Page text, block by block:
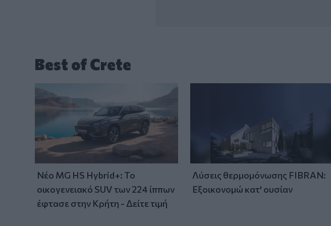
Best of Crete
Νέο MG HS Hybrid+: Το
οικογενειακό SUV των 224 ίππων
έφτασε στην Κρήτη - Δείτε τιμή
Λύσεις θερμομόνωσης FIBRAN:
Εξοικονομώ κατ' ουσίαν